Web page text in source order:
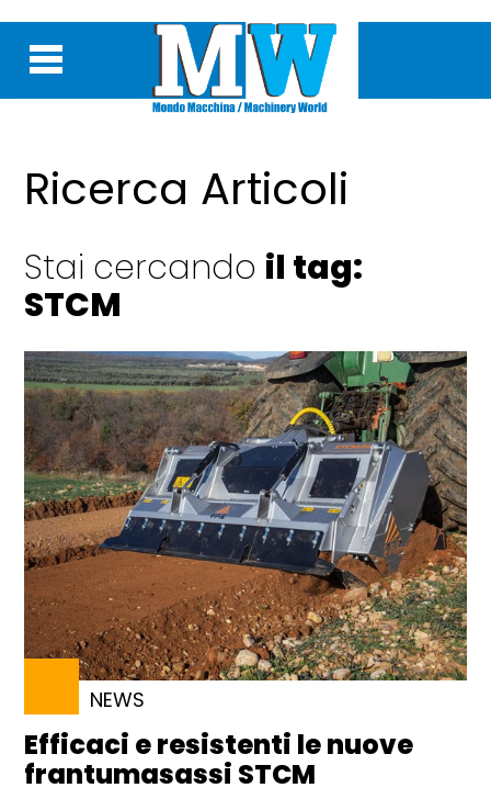
Ricerca Articoli
Stai cercando il tag:
STCM
NEWS
Efficaci e resistenti le nuove
frantumasassi STCM